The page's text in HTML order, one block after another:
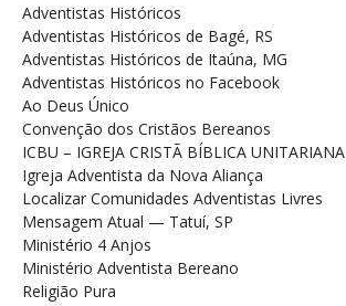
Adventistas Históricos
Adventistas Históricos de Bagé, RS
Adventistas Históricos de Itaúna, MG
Adventistas Históricos no Facebook
Ao Deus Único
Convenção dos Cristãos Bereanos
ICBU – IGREJA CRISTÃ BÍBLICA UNITARIANA
Igreja Adventista da Nova Aliança
Localizar Comunidades Adventistas Livres
Mensagem Atual — Tatuí, SP
Ministério 4 Anjos
Ministério Adventista Bereano
Religião Pura